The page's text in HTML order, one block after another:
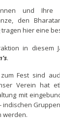
und Ihre
den
hier eine
in diesem
.
Fest sind
Verein hat
mit
indischen
werden.